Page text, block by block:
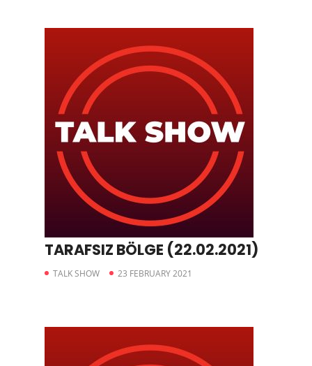
TARAFSIZ BÖLGE (22.02.2021)
TALK SHOW 23 FEBRUARY 2021